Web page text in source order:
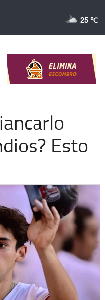
25 ℃
Esto